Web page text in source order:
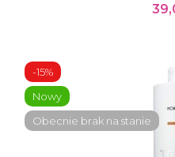
-15%
Nowy
Obecnie brak na stanie